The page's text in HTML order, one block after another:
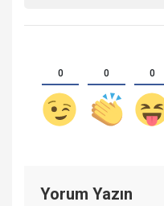
0 0 0
Yorum Yazın